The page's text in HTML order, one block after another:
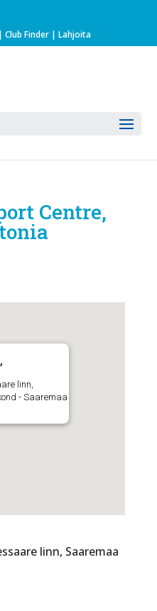
| Club Finder | Lahjoita
Centre,
linn,
- Saaremaa
linn, Saaremaa